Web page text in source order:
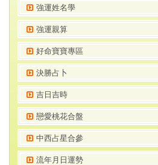
強運姓名學
強運親算
好命寶寶專區
決勝占卜
吉日吉時
戀愛桃花合盤
中西占星合參
流年月日運勢